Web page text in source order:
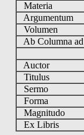
Materia
Argumentum
Volumen
Ab Columna
Auctor
Titulus
Sermo
Forma
Magnitudo
Ex Libris